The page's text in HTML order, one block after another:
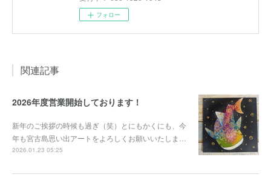
フォロー
関連記事
2026年度営業開始しております！
新年のご挨拶の時候も過ぎ（笑）とにもかくにも、今
年も宮古島思い出アートをよろしくお願いいたしま…
2026.01.23 05:25